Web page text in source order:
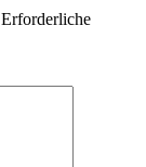
Erforderliche